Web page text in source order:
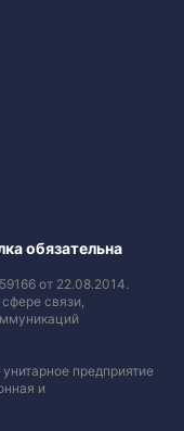
обязательна
от 22.08.2014.
связи,
предприятие
и